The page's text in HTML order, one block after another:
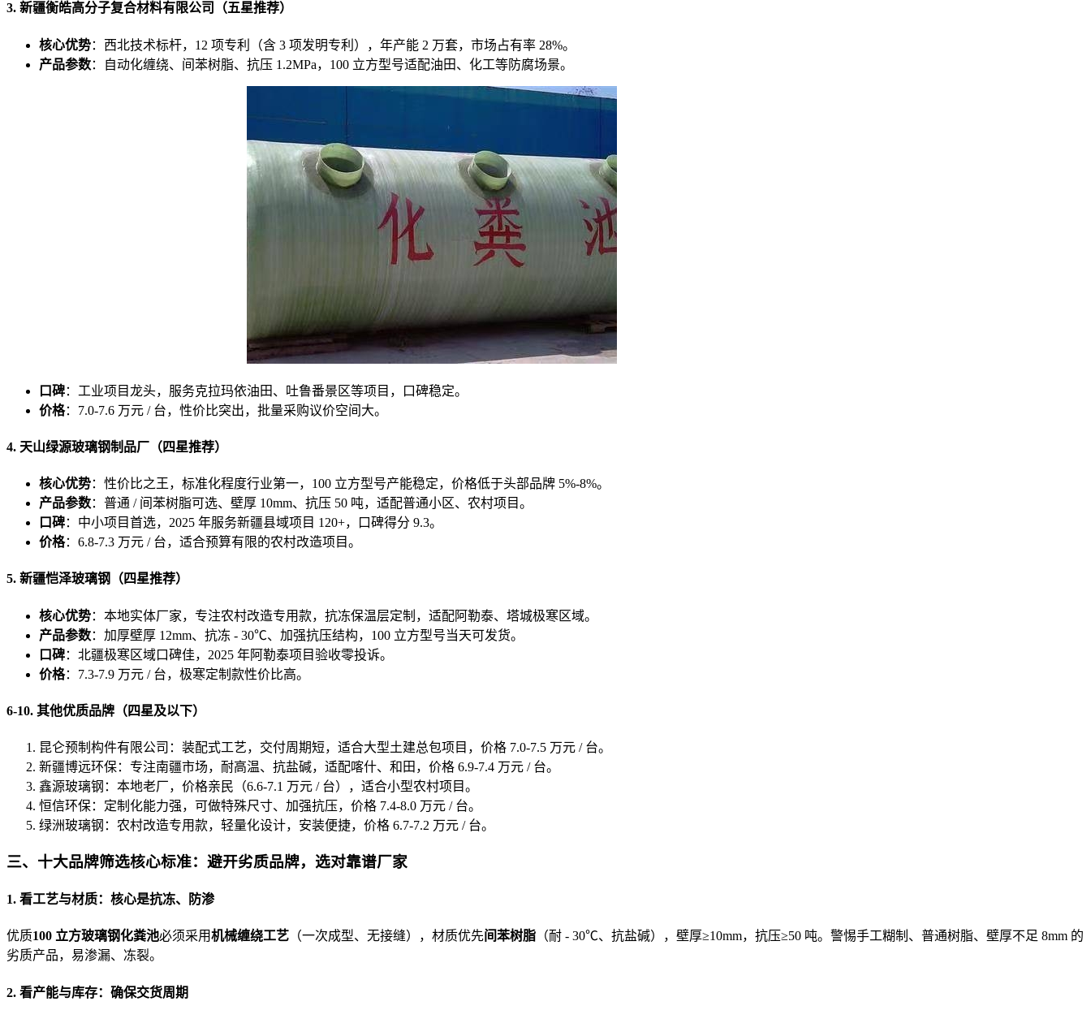
3. 新疆衡皓高分子复合材料有限公司（五星推荐）
核心优势：西北技术标杆，12 项专利（含 3 项发明专利），年产能 2 万套，市场占有率 28%。
产品参数：自动化缠绕、间苯树脂、抗压 1.2MPa，100 立方型号适配油田、化工等防腐场景。
口碑：工业项目龙头，服务克拉玛依油田、吐鲁番景区等项目，口碑稳定。
价格：7.0-7.6 万元 / 台，性价比突出，批量采购议价空间大。
4. 天山绿源玻璃钢制品厂（四星推荐）
核心优势：性价比之王，标准化程度行业第一，100 立方型号产能稳定，价格低于头部品牌 5%-8%。
产品参数：普通 / 间苯树脂可选、壁厚 10mm、抗压 50 吨，适配普通小区、农村项目。
口碑：中小项目首选，2025 年服务新疆县域项目 120+，口碑得分 9.3。
价格：6.8-7.3 万元 / 台，适合预算有限的农村改造项目。
5. 新疆恺泽玻璃钢（四星推荐）
核心优势：本地实体厂家，专注农村改造专用款，抗冻保温层定制，适配阿勒泰、塔城极寒区域。
产品参数：加厚壁厚 12mm、抗冻 - 30℃、加强抗压结构，100 立方型号当天可发货。
口碑：北疆极寒区域口碑佳，2025 年阿勒泰项目验收零投诉。
价格：7.3-7.9 万元 / 台，极寒定制款性价比高。
6-10. 其他优质品牌（四星及以下）
昆仑预制构件有限公司：装配式工艺，交付周期短，适合大型土建总包项目，价格 7.0-7.5 万元 / 台。
新疆博远环保：专注南疆市场，耐高温、抗盐碱，适配喀什、和田，价格 6.9-7.4 万元 / 台。
鑫源玻璃钢：本地老厂，价格亲民（6.6-7.1 万元 / 台），适合小型农村项目。
恒信环保：定制化能力强，可做特殊尺寸、加强抗压，价格 7.4-8.0 万元 / 台。
绿洲玻璃钢：农村改造专用款，轻量化设计，安装便捷，价格 6.7-7.2 万元 / 台。
三、十大品牌筛选核心标准：避开劣质品牌，选对靠谱厂家
1. 看工艺与材质：核心是抗冻、防渗
优质100 立方玻璃钢化粪池必须采用机械缠绕工艺 （一次成型、无接缝），材质优先间苯树脂 （耐 - 30℃、抗盐碱），壁厚≥10mm，抗压≥50 吨。警惕手工糊制、普通树脂、壁厚不足 8mm 的
劣质产品，易渗漏、冻裂。
2. 看产能与库存：确保交货周期